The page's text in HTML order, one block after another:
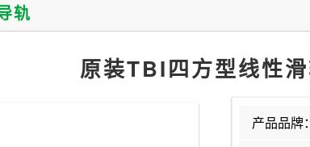
轨
原装TBI四方型线性
产品品牌：